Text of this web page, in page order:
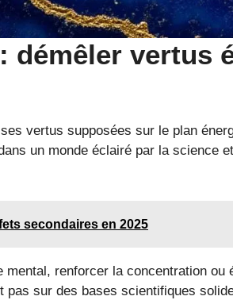
vertus
vertus supposées sur le plan
un monde éclairé par la science
secondaires en 2025
renforcer la concentration ou
sur des bases scientifiques